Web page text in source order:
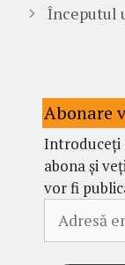
Începutul
Abonare
Introduceți
abona și
vor fi
email